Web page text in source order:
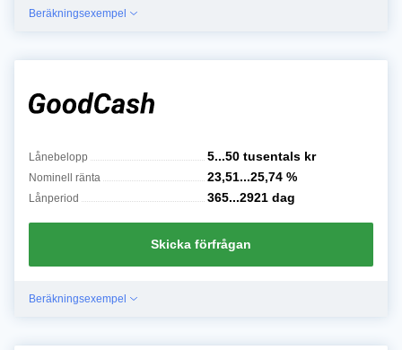
Beräkningsexempel
Lånebelopp 5...50 tusentals kr
Nominell ränta 23,51...25,74 %
Lånperiod 365...2921 dag
Skicka förfrågan
Beräkningsexempel